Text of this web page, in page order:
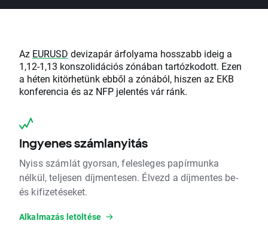
Az EURUSD devizapár árfolyama hosszabb ideig a
1,12-1,13 konszolidációs zónában tartózkodott. Ezen
a héten kitörhetünk ebből a zónából, hiszen az EKB
konferencia és az NFP jelentés vár ránk.
Ingyenes számlanyitás
Nyiss számlát gyorsan, felesleges papírmunka
nélkül, teljesen díjmentesen. Élvezd a díjmentes be-
és kifizetéseket.
Alkalmazás letöltése